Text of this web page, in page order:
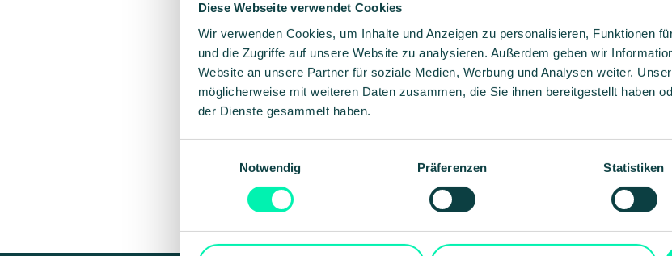
Diese Webseite verwendet Cookies
Wir verwenden Cookies, um Inhalte und Anzeigen zu personalisieren, Funktionen
und die Zugriffe auf unsere Website zu analysieren. Außerdem geben wir
Website an unsere Partner für soziale Medien, Werbung und Analysen weiter.
möglicherweise mit weiteren Daten zusammen, die Sie ihnen bereitgestellt haben
der Dienste gesammelt haben.
Notwendig
Präferenzen Statistiken
Supported by: